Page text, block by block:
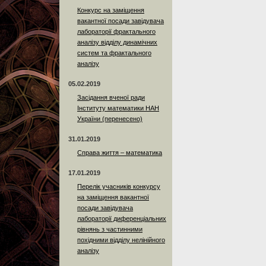
Конкурс на заміщення
вакантної посади завідувача
лабораторії фрактального
аналізу відділу динамічних
систем та фрактального
аналізу
05.02.2019
Засідання вченої ради
Інституту математики НАН
України (перенесено)
31.01.2019
Справа життя – математика
17.01.2019
Перелік учасників конкурсу
на заміщення вакантної
посади завідувача
лабораторії диференціальних
рівнянь з частинними
похідними відділу нелінійного
аналізу